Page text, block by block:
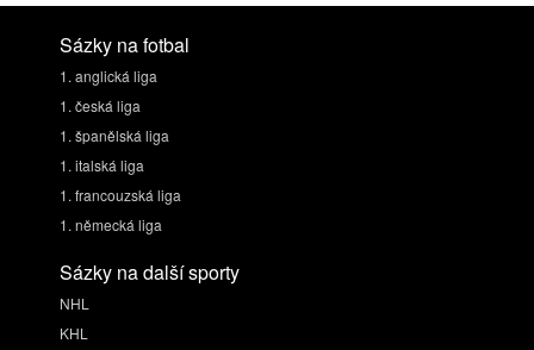
Sázky na fotbal
1. anglická liga
1. česká liga
1. španělská liga
1. italská liga
1. francouzská liga
1. německá liga
Sázky na další sporty
NHL
KHL